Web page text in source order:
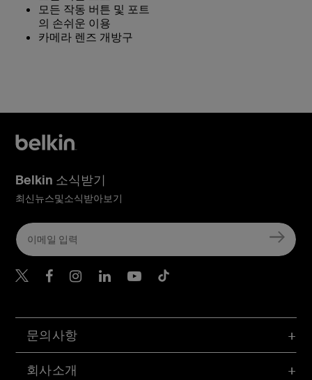
모든 작동 버튼 및 포트
의 손쉬운 이용
카메라 렌즈 개방구
문의사항
회사소개
Belkin 소식받기
최신뉴스및소식받아보기
Belkin Twitter